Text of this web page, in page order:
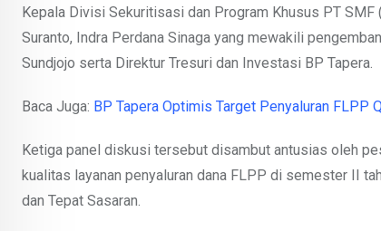
Kepala Divisi Sekuritisasi dan Program Khusus PT
Suranto, Indra Perdana Sinaga yang mewakili
Sundjojo serta Direktur Tresuri dan Investasi BP Tapera.
Baca Juga: BP Tapera Optimis Target Penyaluran FLPP
Ketiga panel diskusi tersebut disambut antusias oleh
kualitas layanan penyaluran dana FLPP di semester II
dan Tepat Sasaran.